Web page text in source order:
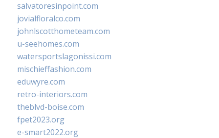
salvatoresinpoint.com
jovialfloralco.com
johnlscotthometeam.com
u-seehomes.com
watersportslagonissi.com
mischieffashion.com
eduwyre.com
retro-interiors.com
theblvd-boise.com
fpet2023.org
e-smart2022.org